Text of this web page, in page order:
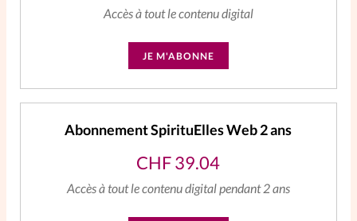
Accès à tout le contenu digital
JE M'ABONNE
Abonnement SpirituElles Web 2 ans
CHF39.04
Accès à tout le contenu digital pendant 2 ans